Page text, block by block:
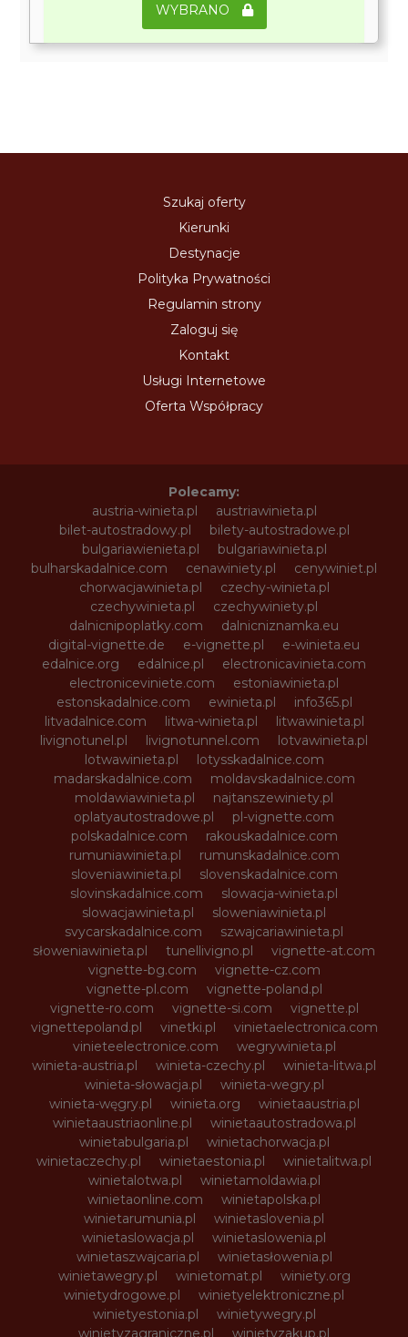
WYBRANO
Szukaj oferty
Kierunki
Destynacje
Polityka Prywatności
Regulamin strony
Zaloguj się
Kontakt
Usługi Internetowe
Oferta Współpracy
Polecamy:
austria-winieta.pl
austriawinieta.pl
bilet-autostradowy.pl
bilety-autostradowe.pl
bulgariawienieta.pl
bulgariawinieta.pl
bulharskadalnice.com
cenawiniety.pl
cenywiniet.pl
chorwacjawinieta.pl
czechy-winieta.pl
czechywinieta.pl
czechywiniety.pl
dalnicnipoplatky.com
dalnicniznamka.eu
digital-vignette.de
e-vignette.pl
e-winieta.eu
edalnice.org
edalnice.pl
electronicavinieta.com
electroniceviniete.com
estoniawinieta.pl
estonskadalnice.com
ewinieta.pl
info365.pl
litvadalnice.com
litwa-winieta.pl
litwawinieta.pl
livignotunel.pl
livignotunnel.com
lotvawinieta.pl
lotwawinieta.pl
lotysskadalnice.com
madarskadalnice.com
moldavskadalnice.com
moldawiawinieta.pl
najtanszewiniety.pl
oplatyautostradowe.pl
pl-vignette.com
polskadalnice.com
rakouskadalnice.com
rumuniawinieta.pl
rumunskadalnice.com
sloveniawinieta.pl
slovenskadalnice.com
slovinskadalnice.com
slowacja-winieta.pl
slowacjawinieta.pl
sloweniawinieta.pl
svycarskadalnice.com
szwajcariawinieta.pl
słoweniawinieta.pl
tunellivigno.pl
vignette-at.com
vignette-bg.com
vignette-cz.com
vignette-pl.com
vignette-poland.pl
vignette-ro.com
vignette-si.com
vignette.pl
vignettepoland.pl
vinetki.pl
vinietaelectronica.com
vinieteelectronice.com
wegrywinieta.pl
winieta-austria.pl
winieta-czechy.pl
winieta-litwa.pl
winieta-słowacja.pl
winieta-wegry.pl
winieta-węgry.pl
winieta.org
winietaaustria.pl
winietaaustriaonline.pl
winietaautostradowa.pl
winietabulgaria.pl
winietachorwacja.pl
winietaczechy.pl
winietaestonia.pl
winietalitwa.pl
winietalotwa.pl
winietamoldawia.pl
winietaonline.com
winietapolska.pl
winietarumunia.pl
winietaslovenia.pl
winietaslowacja.pl
winietaslowenia.pl
winietaszwajcaria.pl
winietasłowenia.pl
winietawegry.pl
winietomat.pl
winiety.org
winietydrogowe.pl
winietyelektroniczne.pl
winietyestonia.pl
winietywegry.pl
winietyzagraniczne.pl
winietyzakup.pl